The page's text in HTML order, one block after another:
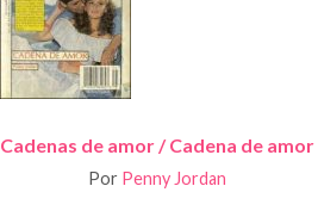
Cadenas de amor / Cadena de amor
Por Penny Jordan